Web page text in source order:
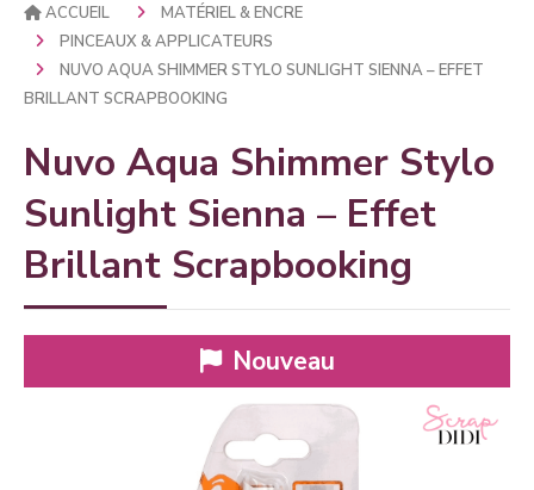
ACCUEIL
MATÉRIEL & ENCRE
PINCEAUX & APPLICATEURS
NUVO AQUA SHIMMER STYLO SUNLIGHT SIENNA – EFFET
BRILLANT SCRAPBOOKING
Nuvo Aqua Shimmer Stylo
Sunlight Sienna – Effet
Brillant Scrapbooking
Nouveau